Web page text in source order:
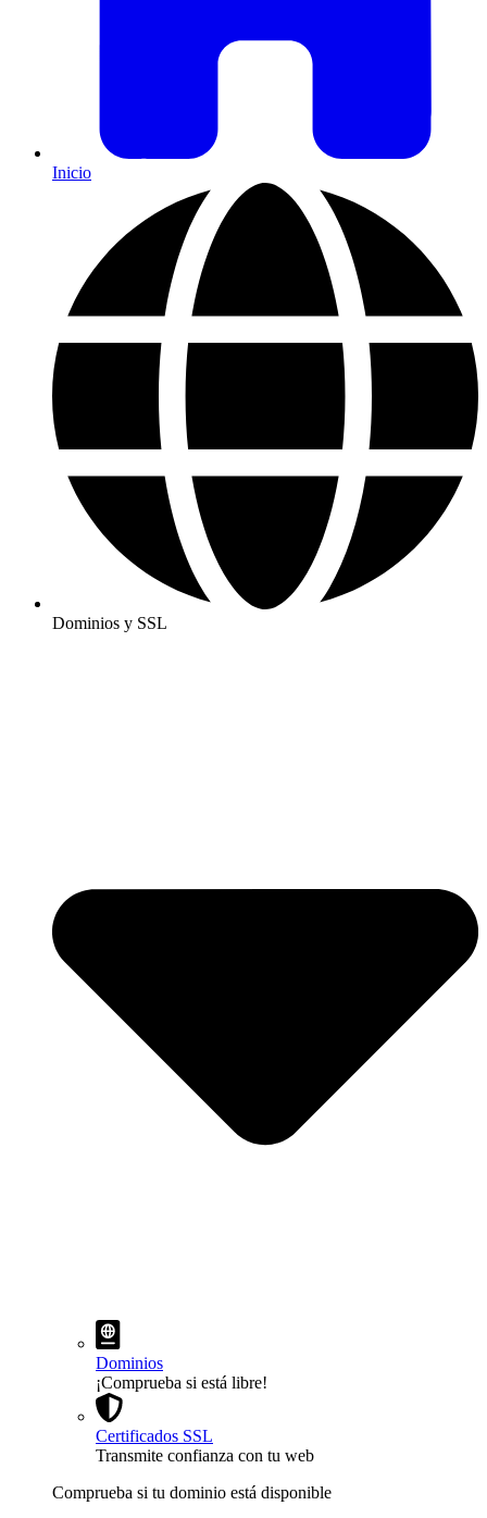
Inicio
Dominios y SSL
Dominios
¡Comprueba si está libre!
Certificados SSL
Transmite confianza con tu web
Comprueba si tu dominio está disponible